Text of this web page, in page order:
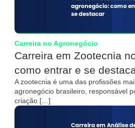
Carreira no Agronegócio
Carreira em Zootecnia
como entrar e se
A zootecnia é uma das profissões
agronegócio brasileiro, responsável
criação […]